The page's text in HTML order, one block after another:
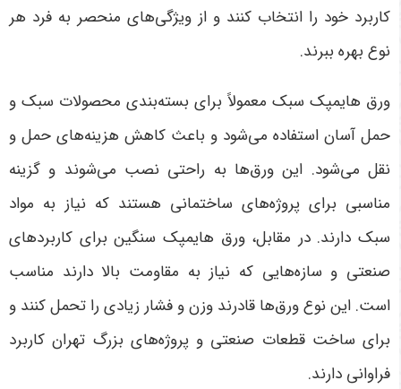
کاربرد خود را انتخاب کنند و از ویژگی‌های منحصر به فرد هر
نوع بهره ببرند.
ورق هایمپک سبک معمولاً برای بسته‌بندی محصولات سبک و
حمل آسان استفاده می‌شود و باعث کاهش هزینه‌های حمل و
نقل می‌شود. این ورق‌ها به راحتی نصب می‌شوند و گزینه
مناسبی برای پروژه‌های ساختمانی هستند که نیاز به مواد
سبک دارند. در مقابل، ورق هایمپک سنگین برای کاربردهای
صنعتی و سازه‌هایی که نیاز به مقاومت بالا دارند مناسب
است. این نوع ورق‌ها قادرند وزن و فشار زیادی را تحمل کنند و
برای ساخت قطعات صنعتی و پروژه‌های بزرگ تهران کاربرد
فراوانی دارند.